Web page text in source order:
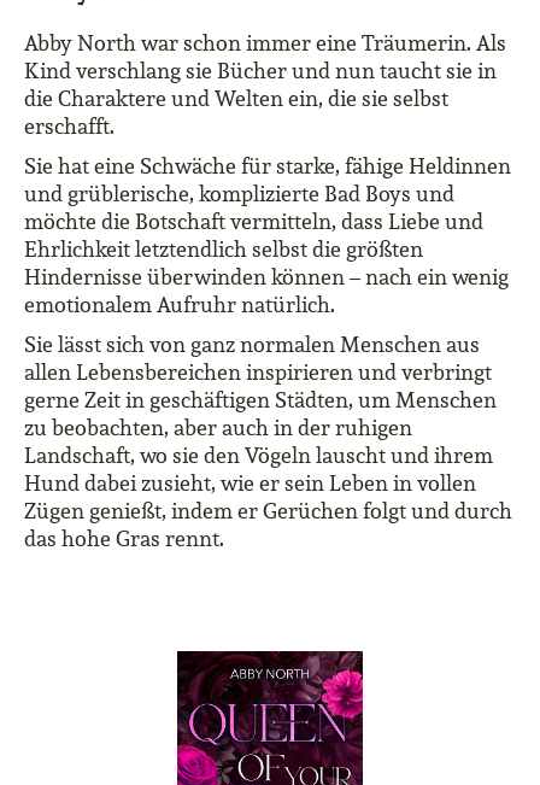
Abby North war schon immer eine Träumerin. Als
Kind verschlang sie Bücher und nun taucht sie in
die Charaktere und Welten ein, die sie selbst
erschafft.
Sie hat eine Schwäche für starke, fähige Heldinnen
und grüblerische, komplizierte Bad Boys und
möchte die Botschaft vermitteln, dass Liebe und
Ehrlichkeit letztendlich selbst die größten
Hindernisse überwinden können – nach ein wenig
emotionalem Aufruhr natürlich.
Sie lässt sich von ganz normalen Menschen aus
allen Lebensbereichen inspirieren und verbringt
gerne Zeit in geschäftigen Städten, um Menschen
zu beobachten, aber auch in der ruhigen
Landschaft, wo sie den Vögeln lauscht und ihrem
Hund dabei zusieht, wie er sein Leben in vollen
Zügen genießt, indem er Gerüchen folgt und durch
das hohe Gras rennt.